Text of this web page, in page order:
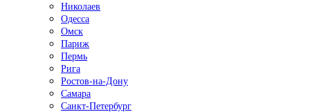
Николаев
Одесса
Омск
Париж
Пермь
Рига
Ростов-на-Дону
Самара
Санкт-Петербург